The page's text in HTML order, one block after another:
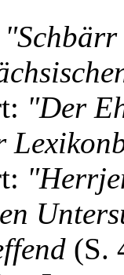
: "Der
(S.